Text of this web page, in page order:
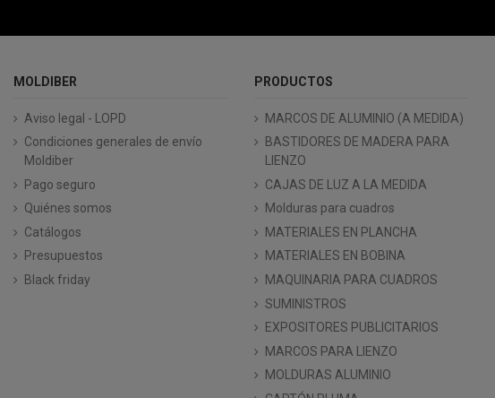
MOLDIBER
Aviso legal - LOPD
Condiciones generales de envío
Moldiber
Pago seguro
Quiénes somos
Catálogos
Presupuestos
Black friday
PRODUCTOS
MARCOS DE ALUMINIO (A MEDIDA)
BASTIDORES DE MADERA PARA
LIENZO
CAJAS DE LUZ A LA MEDIDA
Molduras para cuadros
MATERIALES EN PLANCHA
MATERIALES EN BOBINA
MAQUINARIA PARA CUADROS
SUMINISTROS
EXPOSITORES PUBLICITARIOS
MARCOS PARA LIENZO
MOLDURAS ALUMINIO